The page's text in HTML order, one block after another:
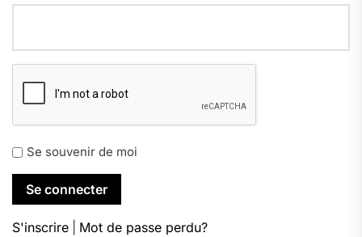
Se souvenir de moi
S'inscrire Mot de passe perdu?